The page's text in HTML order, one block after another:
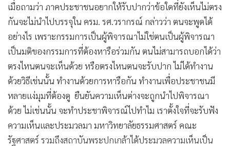
เมื่อถามว่า ภาคประชาชนอยากให้รับปากว่าข้อใดที่ยังเห็นไม่ตรง
กันจะไม่นำไปบรรจุใน ครม. รศ.วรากรณ์ กล่าวว่า ตนจะพูดได้
อย่างไร เพราะกรรมการเป็นผู้พิจารณาไม่ใช่ตนเป็นผู้พิจารณา
เป็นมติของกรรมการที่ต้องหารือร่วมกัน ตนไม่สามารถบอกได้ว่า
ตรงไหนตนจะเห็นด้วย หรือตรงไหนตนจะรับปาก ไม่ได้ทำงาน
ด้วยวิธีเช่นนั้น ทำงานด้วยการหารือกัน ทำงานเพื่อประชาชนมี
หลายแง่มุมที่ต้องดู ยืนยันความเห็นต่างจะถูกนำไปพิจารณา
ด้วย ไม่เช่นนั้น จะทำประชาพิจารณ์ไปทำไม เราตั้งใจที่จะรับฟัง
ความเห็นและประมวลมา มหาวิทยาลัยธรรมศาสตร์ คณะ
รัฐศาสตร์ รวมถึงสถาบันพระปกเกล้าได้ประมวลความเห็นเป็น